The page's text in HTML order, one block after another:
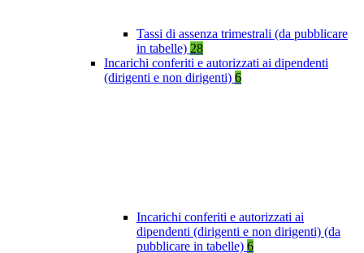
Tassi di assenza trimestrali (da pubblicare
in tabelle) 28
Incarichi conferiti e autorizzati ai dipendenti
(dirigenti e non dirigenti) 6
Incarichi conferiti e autorizzati ai
dipendenti (dirigenti e non dirigenti) (da
pubblicare in tabelle) 6